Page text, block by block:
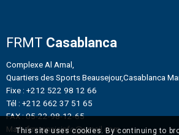
FRMT Casablanca
Complexe Al Amal,
Quartiers des Sports Beausejour,Casablanca
Fixe : +212 522 98 12 66
Tél : +212 662 37 51 65
FAX : 05-22-98-12-65
Mail : frmtennisinfo@gmail.com
This site uses cookies. By continuing to